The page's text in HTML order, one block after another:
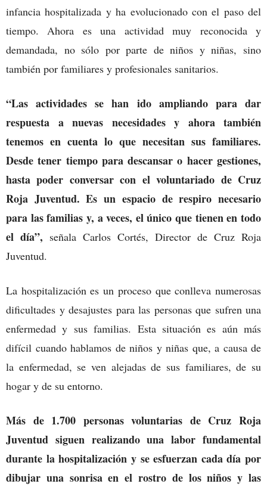
infancia hospitalizada y ha evolucionado con el paso del
tiempo. Ahora es una actividad muy reconocida y
demandada, no sólo por parte de niños y niñas, sino
también por familiares y profesionales sanitarios.
“Las actividades se han ido ampliando para dar
respuesta a nuevas necesidades y ahora también
tenemos en cuenta lo que necesitan sus familiares.
Desde tener tiempo para descansar o hacer gestiones,
hasta poder conversar con el voluntariado de Cruz
Roja Juventud. Es un espacio de respiro necesario
para las familias y, a veces, el único que tienen en todo
el día”, señala Carlos Cortés, Director de Cruz Roja
Juventud.
La hospitalización es un proceso que conlleva numerosas
dificultades y desajustes para las personas que sufren una
enfermedad y sus familias. Esta situación es aún más
difícil cuando hablamos de niños y niñas que, a causa de
la enfermedad, se ven alejadas de sus familiares, de su
hogar y de su entorno.
Más de 1.700 personas voluntarias de Cruz Roja
Juventud siguen realizando una labor fundamental
durante la hospitalización y se esfuerzan cada día por
dibujar una sonrisa en el rostro de los niños y las